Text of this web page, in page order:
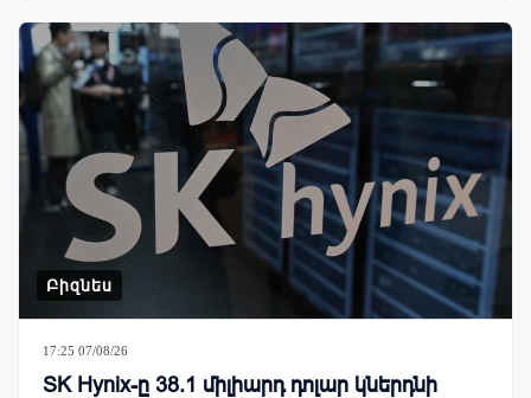
Բիզնես
17:25 07/08/26
SK Hynix-ը 38.1 միլիարդ դոլար կներդնի